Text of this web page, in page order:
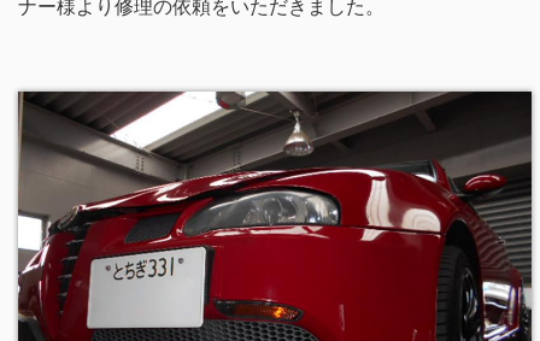
ナー様より修理の依頼をいただきました。